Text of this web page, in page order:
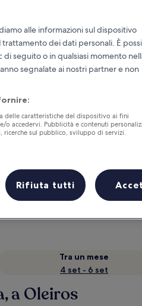
con ogni notte di
Tra un mese
4 set - 6 set
a Oleiros
alle informazioni sul dispositivo
dei dati personali. È
seguito o in qualsiasi momento
segnalate ai nostri partner e non
delle caratteristiche del dispositivo ai fini
accedervi. Pubblicità e contenuti
sul pubblico, sviluppo di servizi.
Rifiuta tutti